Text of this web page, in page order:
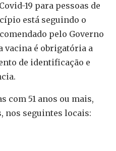
19 para pessoas de
está seguindo o
pelo Governo
vacina é obrigatória a
de identificação e
com 51 anos ou mais,
nos seguintes locais: